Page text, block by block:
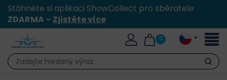
Stáhněte si aplikaci ShowCollect pro sběratele
ZDARMA – Zjistěte více
0
Hledat